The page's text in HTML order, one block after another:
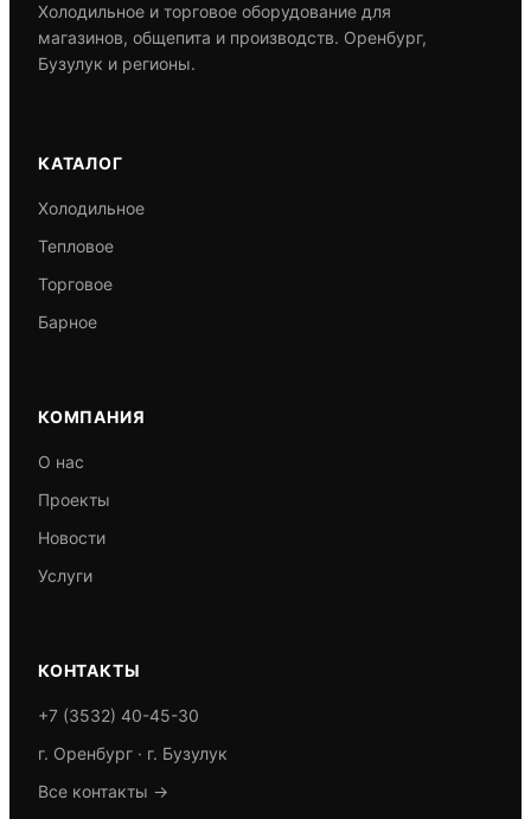
Холодильное и торговое оборудование для
магазинов, общепита и производств. Оренбург,
Бузулук и регионы.
КАТАЛОГ
Холодильное
Тепловое
Торговое
Барное
КОМПАНИЯ
О нас
Проекты
Новости
Услуги
КОНТАКТЫ
+7 (3532) 40-45-30
г. Оренбург · г. Бузулук
Все контакты →